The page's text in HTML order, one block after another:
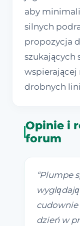
aby
silnych
propozycja
szukających
wspierającej
drobnych
Opinie i
forum
“Plumpe
wyglądają
cudownie
dzień w